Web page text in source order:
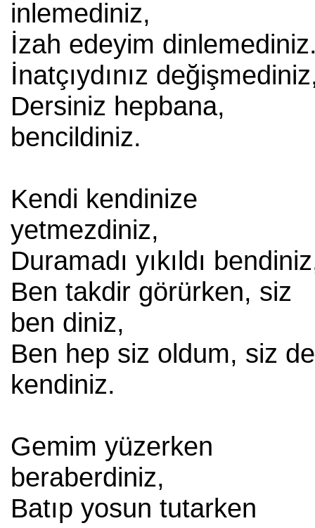
inlemediniz,
İzah edeyim
İnatçıydınız
Dersiniz hepbana,
bencildiniz.
Kendi kendinize
yetmezdiniz,
Duramadı yıkıldı
Ben takdir görürken, siz
ben diniz,
Ben hep siz oldum, siz de
kendiniz.
Gemim yüzerken
beraberdiniz,
Batıp yosun tutarken